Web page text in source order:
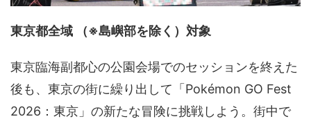
東京都全域 （※島嶼部を除く）対象
東京臨海副都心の公園会場でのセッションを終えた
後も、東京の街に繰り出して「Pokémon GO Fest
2026：東京」の新たな冒険に挑戦しよう。街中で